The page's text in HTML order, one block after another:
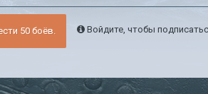
Войдите, чтобы
50 боёв.